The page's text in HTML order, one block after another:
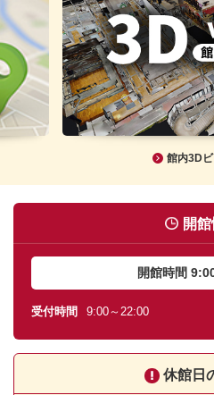
館内3D
開
開館時間
受付時間 9:00～22:00
休館日